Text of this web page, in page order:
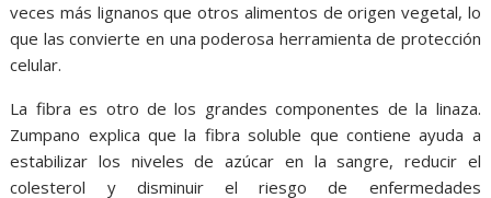
veces más lignanos que otros alimentos de origen vegetal, lo
que las convierte en una poderosa herramienta de protección
celular.
La fibra es otro de los grandes componentes de la linaza.
Zumpano explica que la fibra soluble que contiene ayuda a
estabilizar los niveles de azúcar en la sangre, reducir el
colesterol y disminuir el riesgo de enfermedades